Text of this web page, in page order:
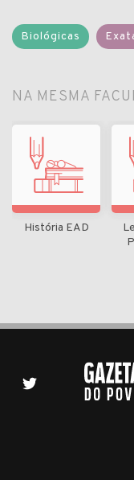
Biológicas
NA MESMA
História EAD